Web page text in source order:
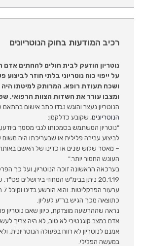
רכיב המודעות בחוק הנוטריונים
נוטריון הוזעק לבית חולים להחתים
על ייפוי כוח נוטריוני בלתי חוזר
ושכח תעודת רופא. המרותק למיטתו היה
ומצבו עורר את חשדות הצוות הרפואי,
הנוטריון נעצר והוגש נגדו כתב אישום בהתאם
הנוטריונים, שקובע כדלקמן:
"נוטריון המשתמש בסמכותו לגבי מסמך
לביצוע עבירה פלילית או שבעריכתו היה משום
– מאסר שלוש שנים או כדינו של האשם
העונש החמור יותר."
בערכאה הראשונה זוכה הנוטריון, ועל כך
20.1.19 ניתן בבימ"ש המחוזי בירושלים
כתוצאה מכך הגיש בר"ע לעליון.
נראה שההרשעה מוצדקת, כיוון שאם נוטריון
אדם במצב קוגנטיבי לא טוב, לא היה צריך
אמנם לנוטריון לא רווח בפעולה הנוטריונית,
במעשה הפלילי.